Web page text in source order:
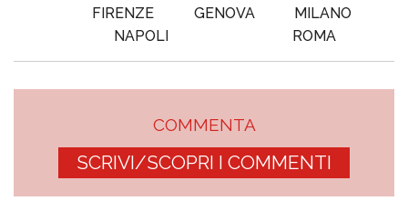
FIRENZE
GENOVA
MILANO
NAPOLI
ROMA
COMMENTA
SCRIVI/SCOPRI I COMMENTI